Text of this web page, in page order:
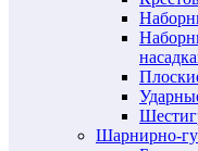
Шарнирно-